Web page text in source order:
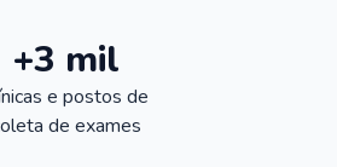
+3 mil
e postos de
de exames